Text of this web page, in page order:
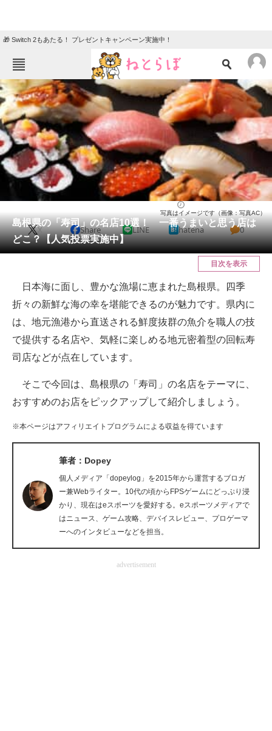
🎁 Switch 2もあたる！ プレゼントキャンペーン実施中！
ねとらぼメニュー
TOP ニュース
エンタメ クイズ
グルメ 地域
住まい 教育・育児
リサーチ
会員記事
メディア
ITの今と未来を見通す
スマホと通信の最新トレンド
進化するPCとデバイスの未来
ビジネスと働き方のヒント
AI活用のいまが分かる
企業ITのトレンドを詳説
経営リーダーのコミュニティ
マーケ×ITの今がよく分かる
ITエンジニア向け専門サイト
企業向けIT製品の総合サイト
島根県の「寿司」の名店10選！ 一番うまいと思う店は
どこ？【人気投票実施中】
写真はイメージです（画像：写真AC）
X Share LINE hatena 0
目次を表示
日本海に面し、豊かな漁場に恵まれた島根県。四季
折々の新鮮な海の幸を堪能できるのが魅力です。県内に
は、地元漁港から直送される鮮度抜群の魚介を職人の技
で提供する名店や、気軽に楽しめる地元密着型の回転寿
司店などが点在しています。
そこで今回は、島根県の「寿司」の名店をテーマに、
おすすめのお店をピックアップして紹介しましょう。
※本ページはアフィリエイトプログラムによる収益を得ています
筆者：Dopey
個人メディア「dopeylog」を2015年から運営するブロガ
ー兼Webライター。10代の頃からFPSゲームにどっぷり浸
かり、現在はeスポーツを愛好する。eスポーツメディアで
はニュース、ゲーム攻略、デバイスレビュー、プロゲーマ
ーへのインタビューなどを担当。
advertisement